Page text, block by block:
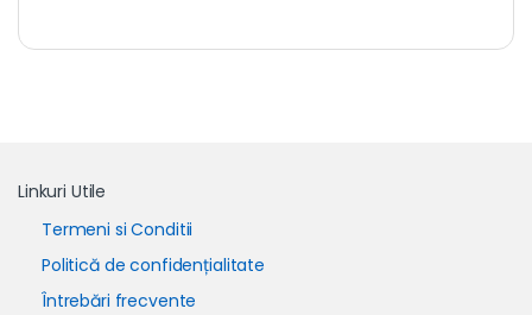
Linkuri Utile
Termeni si Conditii
Politică de confidențialitate
Întrebări frecvente